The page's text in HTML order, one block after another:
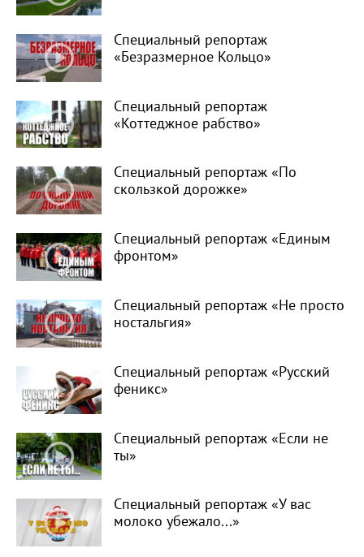
Специальный репортаж
«Безразмерное Кольцо»
Специальный репортаж
«Коттеджное рабство»
Специальный репортаж «По
скользкой дорожке»
Специальный репортаж «Единым
фронтом»
Специальный репортаж «Не просто
ностальгия»
Специальный репортаж «Русский
феникс»
Специальный репортаж «Если не
ты»
Специальный репортаж «У вас
молоко убежало...»